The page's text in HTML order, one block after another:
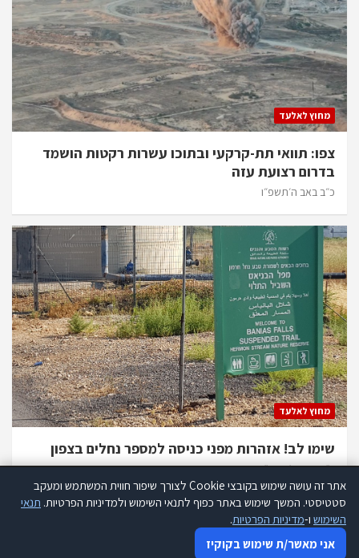
מחוץ לאלעד
צפו: תוואי תת-קרקעי ובתוכו עשרות רקטות הושמד
בדרום רצועת עזה
כ״ב באב ה׳תשפ״ו
מחוץ לאלעד
שימו לב! אזהרות מפני כניסה למספר נחלים בצפון
כ״ב באב ה׳תשפ״ו
כל הזכויות שמורות להנהלת אתר 280 |
אתר זה עושה שימוש בקובצי Cookie לצורך שיפור חווית המשתמש ומעקב
סטטיסטי. המשך שימוש באתר כפוף לתנאי השימוש ולמדיניות הפרטיות. תנאי
השימוש ו-מדיניות הפרטיות.
אני מאשר/ת שימוש בקוקיז
אתר זה עושה שימוש בקוקיז לצורך שיפור חווית המשתמש ומעקב סטטיסטי.
קרא עוד
אני מאשר שימוש בקוקיז